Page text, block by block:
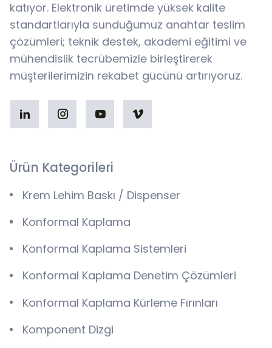
katıyor. Elektronik üretimde yüksek kalite
standartlarıyla sunduğumuz anahtar teslim
çözümleri; teknik destek, akademi eğitimi ve
mühendislik tecrübemizle birleştirerek
müşterilerimizin rekabet gücünü artırıyoruz.
Ürün Kategorileri
Krem Lehim Baskı / Dispenser
Konformal Kaplama
Konformal Kaplama Sistemleri
Konformal Kaplama Denetim Çözümleri
Konformal Kaplama Kürleme Fırınları
Komponent Dizgi